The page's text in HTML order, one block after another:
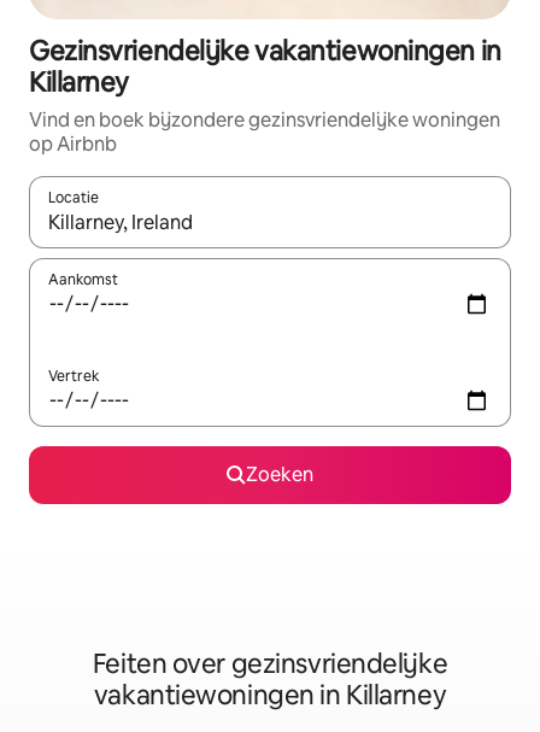
Gezinsvriendelijke vakantiewoningen in
Killarney
Vind en boek bijzondere gezinsvriendelijke woningen
op Airbnb
Locatie
Wanneer er suggesties beschikbaar zijn, maak je een keuze
Aankomst
Vertrek
Zoeken
Feiten over gezinsvriendelijke
vakantiewoningen in Killarney